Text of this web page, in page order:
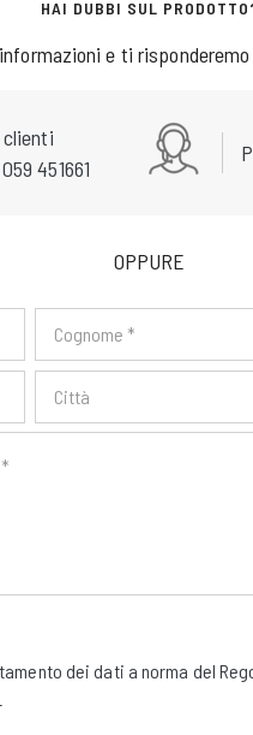
HAI DUBBI SUL
e ti
451661
OPPURE
dei dati a norma del